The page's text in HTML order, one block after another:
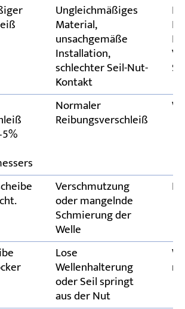
Ungleichmäßiges
Material,
unsachgemäße
Installation,
schlechter Seil-Nut-
Kontakt
Normaler
Reibungsverschleiß
Verschmutzung
oder mangelnde
Schmierung der
Welle
Lose
Wellenhalterung
oder Seil springt
aus der Nut